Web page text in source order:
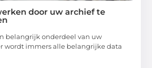
door uw archief te
belangrijk onderdeel van uw
wordt immers alle belangrijke data